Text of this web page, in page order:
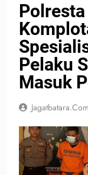
Pelaku
Masuk
Jagatbatara.com